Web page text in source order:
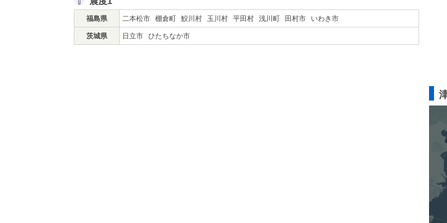
福島県 二本松市 棚倉町 鮫川村 玉川村 平田村 浅川町 田村市 いわき市
茨城県 日立市 ひたちなか市